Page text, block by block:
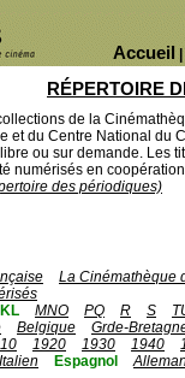
Accueil
RÉPERTOIRE
de la
et du Centre National du
ou sur demande. Les
numérisés en
des périodiques)
La Cinémathèque
MNO PQ R S
Belgique Grde-
1920 1930 1940
Italien Espagnol